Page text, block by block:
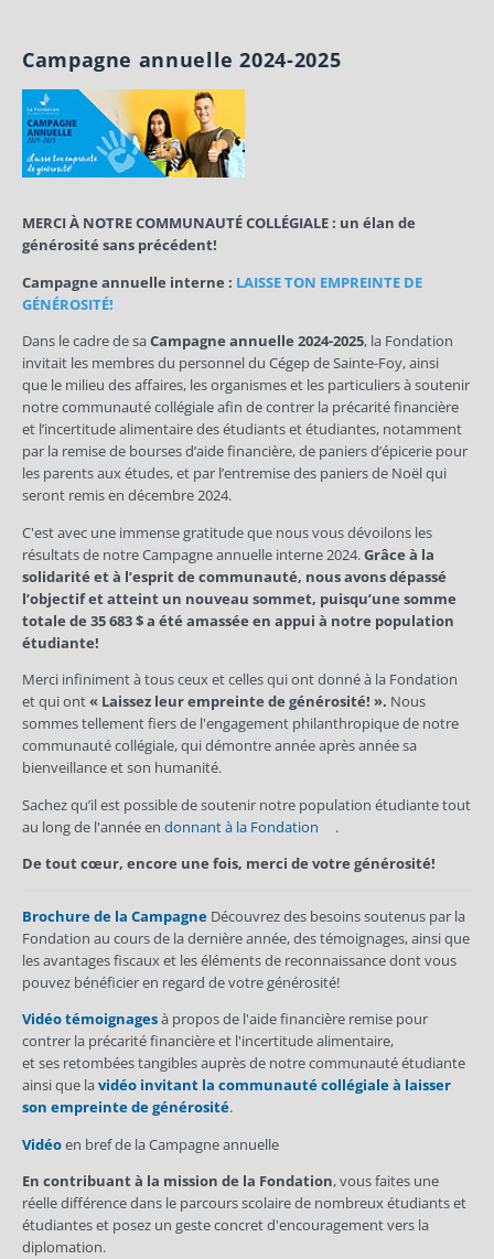
Campagne annuelle 2024-2025
MERCI À NOTRE COMMUNAUTÉ COLLÉGIALE : un élan de
générosité sans précédent!
Campagne annuelle interne : LAISSE TON EMPREINTE DE
GÉNÉROSITÉ!
Dans le cadre de saCampagne annuelle 2024-2025, la Fondation
invitait les membres du personnel du Cégep de Sainte-Foy, ainsi
que le milieu des affaires, les organismes et les particuliers à soutenir
notre communauté collégiale afin de contrer la précarité financière
et l’incertitude alimentaire des étudiants et étudiantes, notamment
par la remise de bourses d’aide financière, de paniers d’épicerie pour
les parents aux études, et par l’entremise des paniers de Noël qui
seront remis en décembre 2024.
C'est avec une immense gratitude que nous vous dévoilons les
résultats de notre Campagne annuelle interne 2024.Grâce à la
solidarité et à l’esprit de communauté, nous avons dépassé
l’objectif et atteint un nouveau sommet, puisqu’une somme
totale de 35 683 $ a été amassée en appui à notre population
étudiante!
Merci infiniment à tous ceux et celles qui ont donné à la Fondation
et qui ont« Laissez leur empreinte de générosité! ». Nous
sommes tellement fiers de l'engagement philanthropique de notre
communauté collégiale, qui démontre année après année sa
bienveillance et son humanité.
Sachez qu’il est possible de soutenir notre population étudiante tout
au long de l'année en donnant à la Fondation
.
De tout cœur, encore une fois, merci de votre générosité!
Brochure de la Campagne Découvrez des besoins soutenus par la
Fondation au cours de la dernière année, des témoignages, ainsi que
les avantages fiscaux et les éléments de reconnaissance dont vous
pouvez bénéficier en regard de votre générosité!
Vidéo témoignagesà propos de l'aide financière remise pour
contrer la précarité financière et l'incertitude alimentaire,
et ses retombées tangibles auprès de notre communauté étudiante
ainsi que lavidéo invitant la communauté collégiale à laisser
son empreinte de générosité.
Vidéoen bref de la Campagne annuelle
En contribuant à la mission de la Fondation, vous faites une
réelle différence dans le parcours scolaire de nombreux étudiants et
étudiantes et posez un geste concret d'encouragement vers la
diplomation.